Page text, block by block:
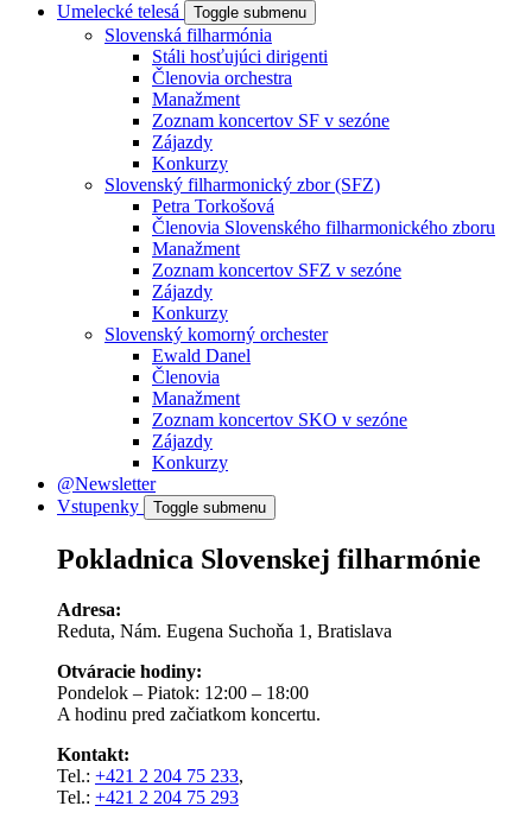
Umelecké telesá
Toggle submenu
Slovenská filharmónia
Stáli hosťujúci dirigenti
Členovia orchestra
Manažment
Zoznam koncertov SF v sezóne
Zájazdy
Konkurzy
Slovenský filharmonický zbor (SFZ)
Petra Torkošová
Členovia Slovenského filharmonického zboru
Manažment
Zoznam koncertov SFZ v sezóne
Zájazdy
Konkurzy
Slovenský komorný orchester
Ewald Danel
Členovia
Manažment
Zoznam koncertov SKO v sezóne
Zájazdy
Konkurzy
@Newsletter
Vstupenky
Toggle submenu
Pokladnica Slovenskej filharmónie
Adresa:
Reduta, Nám. Eugena Suchoňa 1, Bratislava
Otváracie hodiny:
Pondelok – Piatok: 12:00 – 18:00
A hodinu pred začiatkom koncertu.
Kontakt:
Tel.: +421 2 204 75 233,
Tel.: +421 2 204 75 293